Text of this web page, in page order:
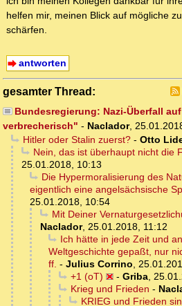
helfen mir, meinen Blick auf mögliche
schärfen.
antworten
gesamter Thread:
Bundesregierung: Nazi-Überfall
verbrecherisch" - Naclador,
Hitler oder Stalin zuerst?- Otto
Nein, das ist überhaupt nicht die
25.01.2018, 10:13
Die Hypermoralisierung des
eigentlich eine angelsächsische
25.01.2018, 10:54
Mit Deiner
Naclador, 25.01.2018, 11:12
Ich hätte in jede Zeit und
Weltgeschichte gepaßt, nur
ff. - Julius Corrino,
+1 (oT)
- Griba,
Krieg und Frieden -
KRIEG und Frieden